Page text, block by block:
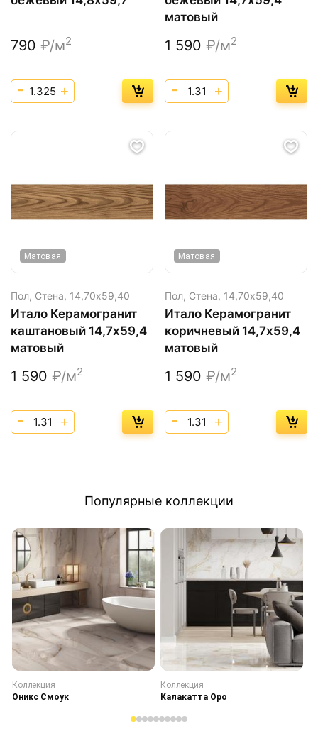
790 ₽/м2
матовый
1 590 ₽/м2
Матовая
Пол, Стена, 14,70х59,40
Итало Керамогранит
каштановый 14,7х59,4
матовый
1 590 ₽/м2
Матовая
Пол, Стена, 14,70х59,40
Итало Керамогранит
коричневый 14,7х59,4
матовый
1 590 ₽/м2
Популярные коллекции
Коллекция
Оникс Смоук
Коллекция
Калакатта Оро